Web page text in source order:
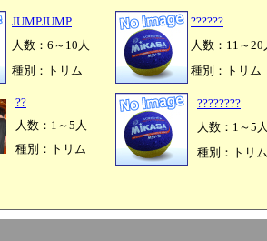
JUMPJUMP
人数：6～10人
種別：トリム
??????
人数：11～20
種別：トリム
??
人数：1～5人
種別：トリム
????????
人数：1～5
種別：トリム